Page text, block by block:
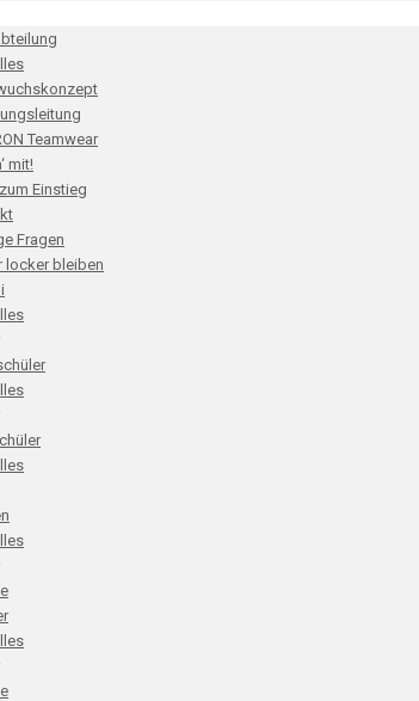
Teamwear
mit!
Einstieg
Fragen
locker bleiben